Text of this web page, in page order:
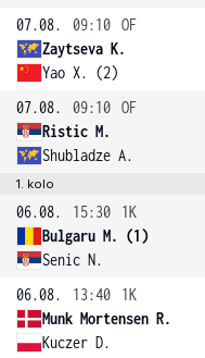
07.08.
09:10 OF
Zaytseva K.
Yao X. (2)
07.08.
09:10 OF
Ristic M.
Shubladze A.
1. kolo
06.08. 15:30
1K
Bulgaru M. (1)
Senic N.
06.08.
13:40
1K
Munk Mortensen R.
Kuczer D.